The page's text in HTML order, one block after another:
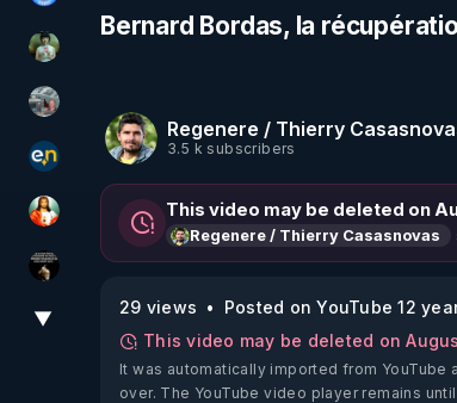
Sonmi-877
Ben Garneau
essentiel.news
L'autre son de cloche
Infos et vérité
▼
Bernard Bordas, la
Regenere / Thierry
3.5 k subscribers
This video may be deleted on
Regenere / Thierry Casasnovas
29 views
Posted on YouTube 12
This video may be deleted on
It was automatically imported from
over. The YouTube video player remains